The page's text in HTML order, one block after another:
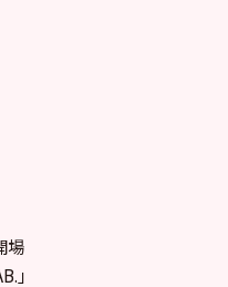
場
」